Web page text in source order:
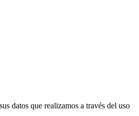
datos que realizamos a través del uso